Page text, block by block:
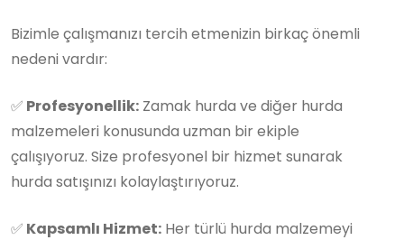
Bizimle çalışmanızı tercih etmenizin birkaç önemli
nedeni vardır:
✅ Profesyonellik: Zamak hurda ve diğer hurda
malzemeleri konusunda uzman bir ekiple
çalışıyoruz. Size profesyonel bir hizmet sunarak
hurda satışınızı kolaylaştırıyoruz.
✅ Kapsamlı Hizmet: Her türlü hurda malzemeyi